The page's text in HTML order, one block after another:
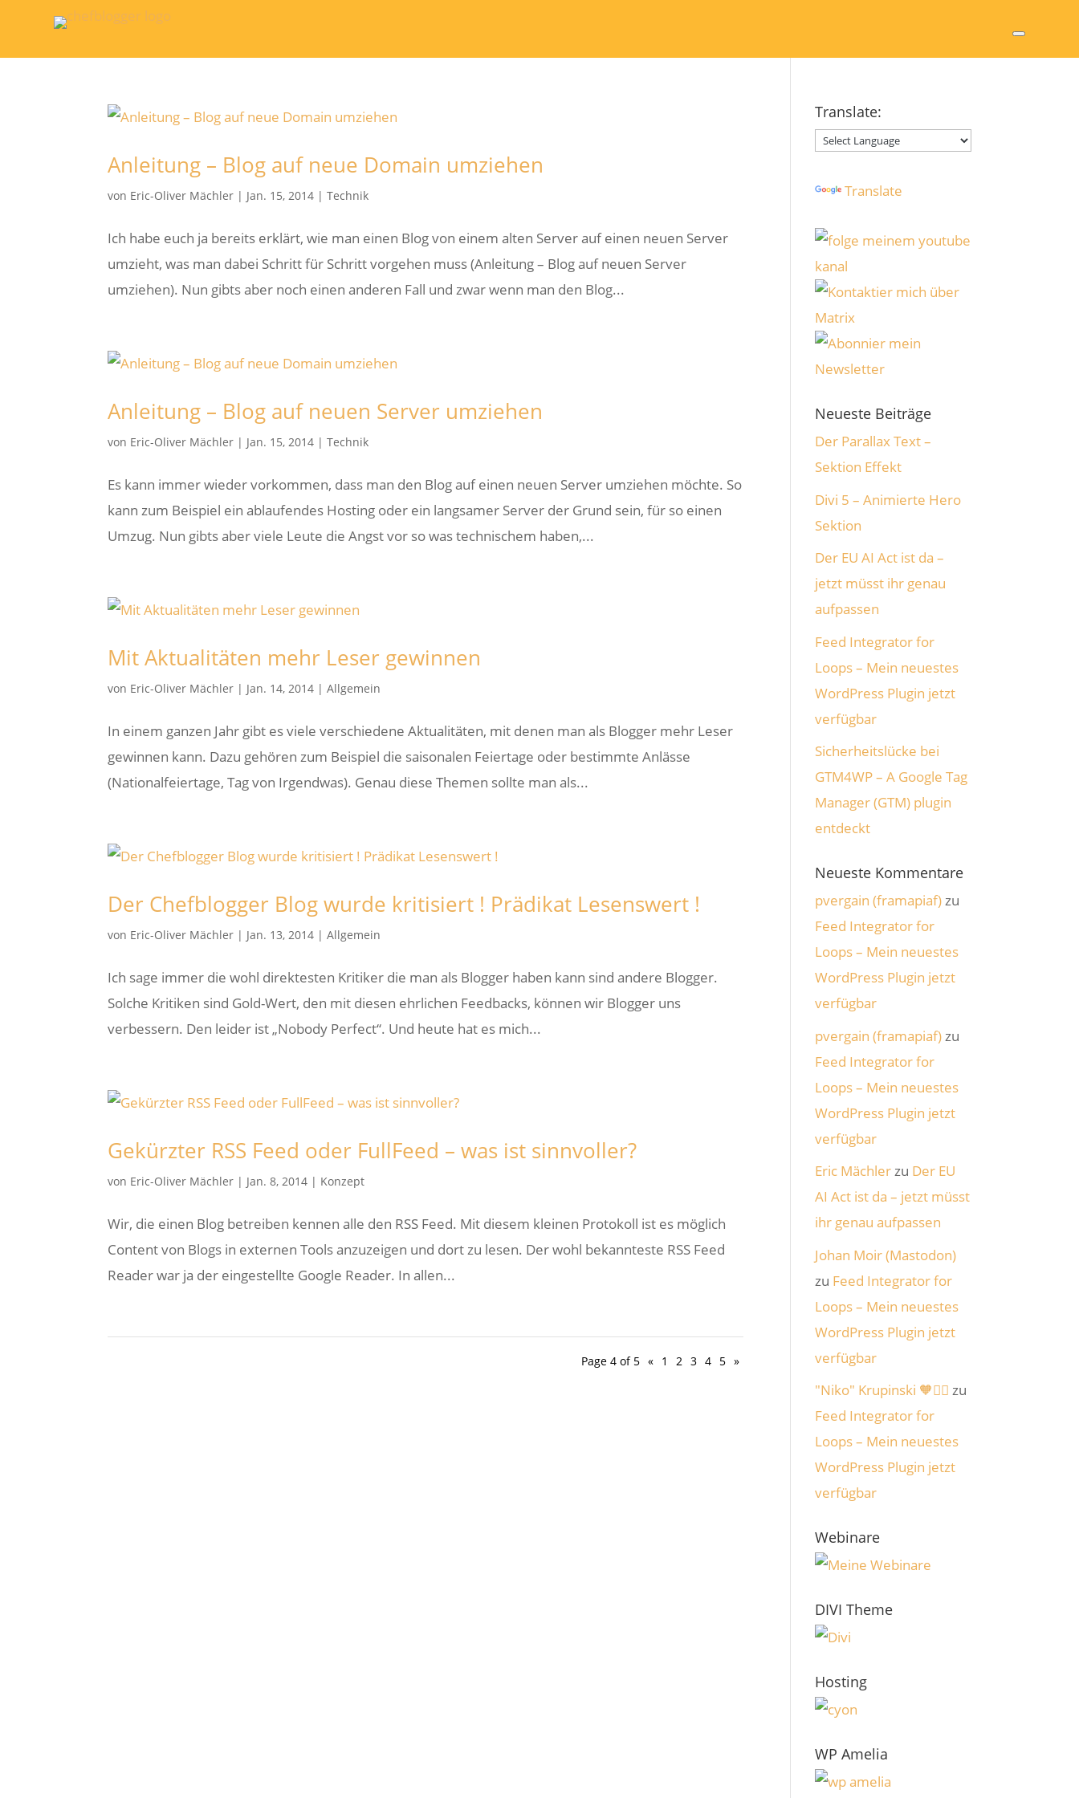
Anleitung – Blog auf neue Domain umziehen
von Eric-Oliver Mächler | Jan. 15, 2014 |Technik
Ich habe euch ja bereits erklärt, wie man einen Blog von einem alten Server auf einen neuen Server
umzieht, was man dabei Schritt für Schritt vorgehen muss (Anleitung – Blog auf neuen Server
umziehen). Nun gibts aber noch einen anderen Fall und zwar wenn man den Blog...
Anleitung – Blog auf neuen Server umziehen
von Eric-Oliver Mächler | Jan. 15, 2014 |Technik
Es kann immer wieder vorkommen, dass man den Blog auf einen neuen Server umziehen möchte. So
kann zum Beispiel ein ablaufendes Hosting oder ein langsamer Server der Grund sein, für so einen
Umzug. Nun gibts aber viele Leute die Angst vor so was technischem haben,...
Mit Aktualitäten mehr Leser gewinnen
von Eric-Oliver Mächler | Jan. 14, 2014 |Allgemein
In einem ganzen Jahr gibt es viele verschiedene Aktualitäten, mit denen man als Blogger mehr Leser
gewinnen kann. Dazu gehören zum Beispiel die saisonalen Feiertage oder bestimmte Anlässe
(Nationalfeiertage, Tag von Irgendwas). Genau diese Themen sollte man als...
Der Chefblogger Blog wurde kritisiert ! Prädikat Lesenswert !
von Eric-Oliver Mächler | Jan. 13, 2014 |Allgemein
Ich sage immer die wohl direktesten Kritiker die man als Blogger haben kann sind andere Blogger.
Solche Kritiken sind Gold-Wert, den mit diesen ehrlichen Feedbacks, können wir Blogger uns
verbessern. Den leider ist „Nobody Perfect“. Und heute hat es mich...
Gekürzter RSS Feed oder FullFeed – was ist sinnvoller?
von Eric-Oliver Mächler | Jan. 8, 2014 | Konzept
Wir, die einen Blog betreiben kennen alle den RSS Feed. Mit diesem kleinen Protokoll ist es möglich
Content von Blogs in externen Tools anzuzeigen und dort zu lesen. Der wohl bekannteste RSS Feed
Reader war ja der eingestellte Google Reader. In allen...
Page 4 of 5 « 1 2 3 4 5 »
Translate:
Translate
Neueste Beiträge
Der Parallax Text –
Sektion Effekt
Divi 5 – Animierte Hero
Sektion
Der EU AI Act ist da –
jetzt müsst ihr genau
aufpassen
Feed Integrator for
Loops – Mein neuestes
WordPress Plugin jetzt
verfügbar
Sicherheitslücke bei
GTM4WP – A Google Tag
Manager (GTM) plugin
entdeckt
Neueste Kommentare
pvergain (framapiaf)zu
Feed Integrator for
Loops – Mein neuestes
WordPress Plugin jetzt
verfügbar
pvergain (framapiaf) zu
Feed Integrator for
Loops – Mein neuestes
WordPress Plugin jetzt
verfügbar
Eric Mächlerzu Der EU
AI Act ist da – jetzt müsst
ihr genau aufpassen
Johan Moir (Mastodon)
zu Feed Integrator for
Loops – Mein neuestes
WordPress Plugin jetzt
verfügbar
"Niko" Krupinski 🧡🏴‍☠️ zu
Feed Integrator for
Loops – Mein neuestes
WordPress Plugin jetzt
verfügbar
Webinare
DIVI Theme
Hosting
WP Amelia